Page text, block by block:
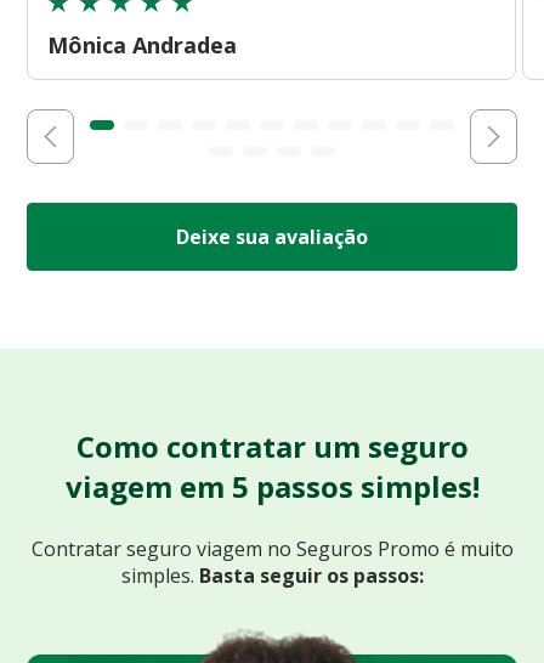
Mônica Andradea
Deixe sua avaliação
Como contratar um seguro
viagem em 5 passos simples!
Contratar seguro viagem no Seguros Promo é muito
simples. Basta seguir os passos: